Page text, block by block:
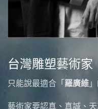
台灣雕塑藝術家
只能說最適合「 羅廣維
藝術家要認真、真誠、天